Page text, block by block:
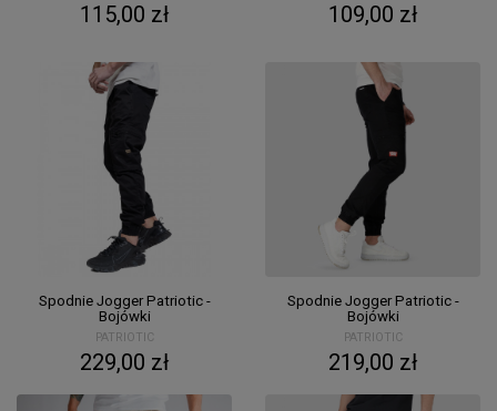
115,00 zł 109,00 zł
Spodnie Jogger Patriotic -
Bojówki
PATRIOTIC
229,00 zł
Spodnie Jogger Patriotic -
Bojówki
PATRIOTIC
219,00 zł